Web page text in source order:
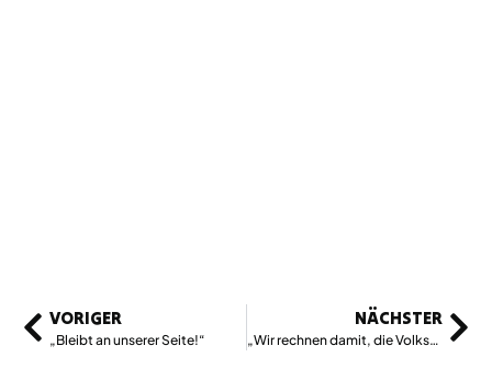
VORIGER
„Bleibt an unserer Seite!“
NÄCHSTER
„Wir rechnen damit, die Volksabstimmung klar zu gewinnen“